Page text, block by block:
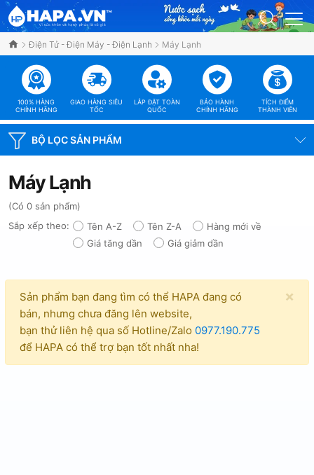
Điện Tử - Điện Máy - Điện Lạnh Máy Lạnh
100% HÀNG
CHÍNH HÃNG
GIAO HÀNG SIÊU
TỐC
LẮP ĐẶT TOÀN
QUỐC
BẢO HÀNH
CHÍNH HÃNG
TÍCH ĐIỂM
THÀNH VIÊN
BỘ LỌC SẢN PHẨM
Máy Lạnh
(Có 0 sản phẩm)
Sắp xếp theo:
Tên A-Z Tên Z-A
Hàng mới về
Giá tăng dần
Giá giảm dần
×
Sản phẩm bạn đang tìm có thể HAPA đang có
bán, nhưng chưa đăng lên website,
bạn thử liên hệ qua số Hotline/Zalo 0977.190.775
để HAPA có thể trợ bạn tốt nhất nha!